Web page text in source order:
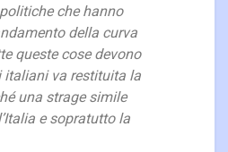
che hanno
della curva
queste cose devono
italiani va restituita la
una strage simile
e sopratutto la